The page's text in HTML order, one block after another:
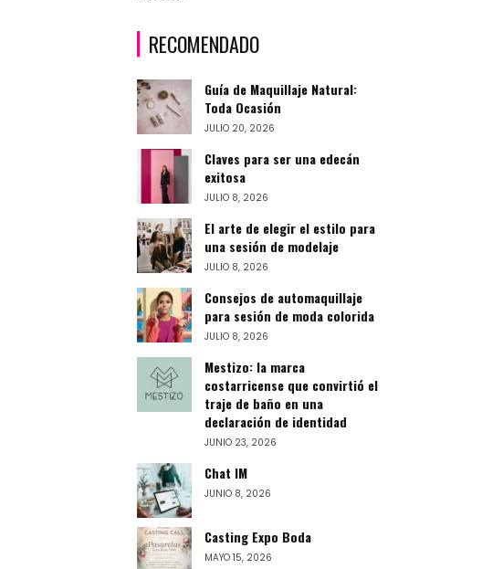
RECOMENDADO
Guía de Maquillaje Natural:
Toda Ocasión
JULIO 20, 2026
Claves para ser una edecán
exitosa
JULIO 8, 2026
El arte de elegir el estilo para
una sesión de modelaje
JULIO 8, 2026
Consejos de automaquillaje
para sesión de moda colorida
JULIO 8, 2026
Mestizo: la marca
costarricense que convirtió el
traje de baño en una
declaración de identidad
JUNIO 23, 2026
Chat IM
JUNIO 8, 2026
Casting Expo Boda
MAYO 15, 2026